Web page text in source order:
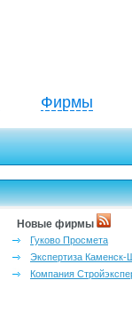
Фирмы
Новые фирмы
Гуково Просмета
Экспертиза Каменск-
Компания